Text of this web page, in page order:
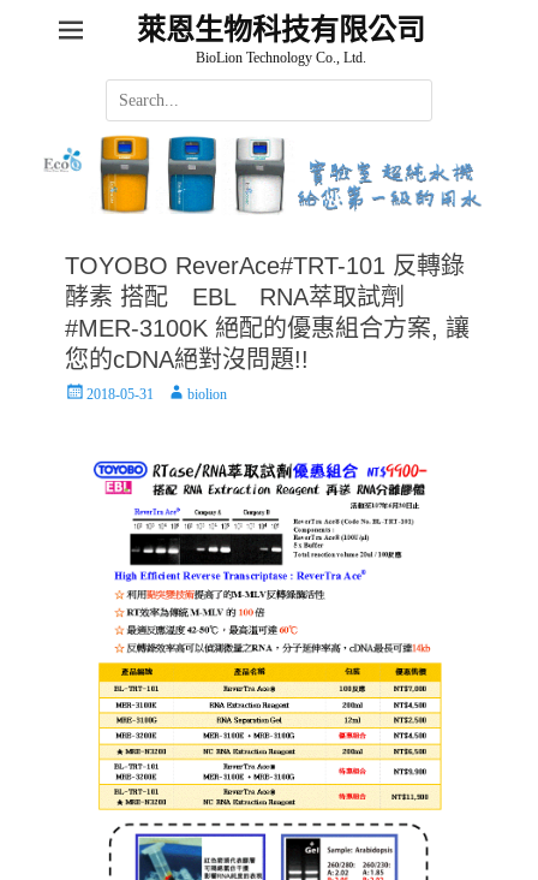
萊恩生物科技有限公司
BioLion Technology Co., Ltd.
Search
for:
TOYOBO ReverAce#TRT-101 反轉錄
酵素 搭配 EBL RNA萃取試劑
#MER-3100K 絕配的優惠組合方案, 讓
您的cDNA絕對沒問題!!
Posted2018-05-31 Authorbiolion